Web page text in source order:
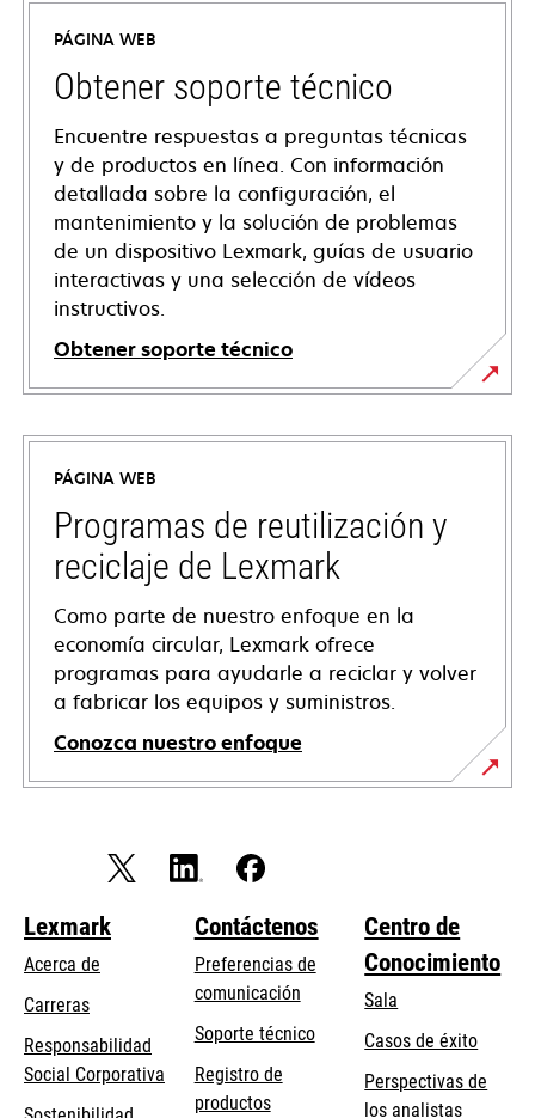
PÁGINA WEB
Obtener soporte técnico
Encuentre respuestas a preguntas técnicas
y de productos en línea. Con información
detallada sobre la configuración, el
mantenimiento y la solución de problemas
de un dispositivo Lexmark, guías de usuario
interactivas y una selección de vídeos
instructivos.
Obtener soporte técnico
se
abre
una
pestaña
nueva
PÁGINA WEB
Programas de reutilización y
reciclaje de Lexmark
Como parte de nuestro enfoque en la
economía circular, Lexmark ofrece
programas para ayudarle a reciclar y volver
a fabricar los equipos y suministros.
Conozca nuestro enfoque
Lexmark
Acerca de
Carreras
Responsabilidad
Social Corporativa
abre
Contáctenos
Preferencias de
comunicación
Soporte técnicose
Registro de
productos
Centro de
Conocimiento
Sala
Casos de éxito
Perspectivas de
los analistas